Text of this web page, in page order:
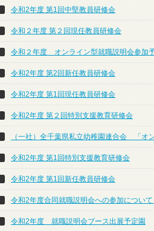
令和2年度 第1回中堅教員研修会
令和２年度 第２回現任教員研修会
令和２年度 オンライン型就職説明会参加
令和2年度 第2回新任教員研修会
令和2年度 第1回現任教員研修会
令和2年度 第２回特別支援教育研修会
（一社）全千葉県私立幼稚園連合会 「オ
令和2年度 第1回特別支援教育研修会
令和2年度 第1回新任教員研修会
令和2年度合同就職説明会への参加につい
令和2年度 就職説明会ブース出展予定園